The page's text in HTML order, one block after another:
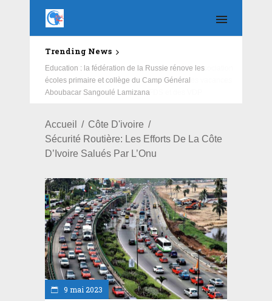
Trending News
Education : la fédération de la Russie rénove les
écoles primaire et collège du Camp Général
Aboubacar Sangoulé Lamizana
Accueil
Côte D'ivoire
Sécurité Routière: Les Efforts De La Côte
D’Ivoire Salués Par L’Onu
9 mai 2023